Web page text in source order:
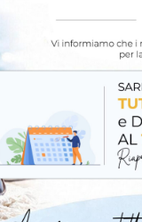
(λD ≈ 0,032 – 0,036
il risparmio
(fino a
carrabili e
perfetto per
con